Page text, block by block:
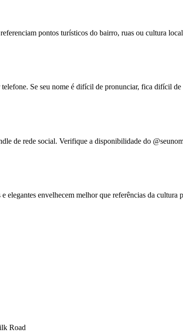
pontos turísticos do bairro, ruas ou cultura
Se seu nome é difícil de pronunciar, fica difícil de
de rede social. Verifique a disponibilidade do
elegantes envelhecem melhor que referências da cultura
Road